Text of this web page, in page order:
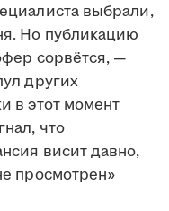
выбрали,
Но публикацию
сорвётся, —
других
в этот момент
что
висит давно,
просмотрен»